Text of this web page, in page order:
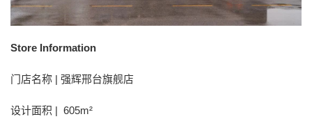
Store Information
门店名称 | 强辉邢台旗舰店
设计面积 | 605m²